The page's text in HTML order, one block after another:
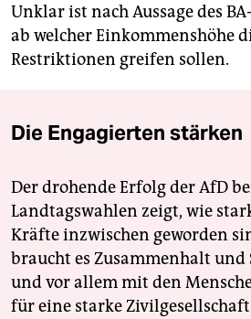
Unklar ist nach Aussage des
ab welcher Einkommenshöhe
Restriktionen greifen sollen.
Die Engagierten stärken
Der drohende Erfolg der AfD
Landtagswahlen zeigt, wie
Kräfte inzwischen geworden
braucht es Zusammenhalt
und vor allem mit den
für eine starke